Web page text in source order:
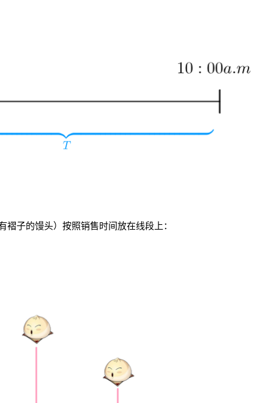
褶子的馒头）按照销售时间放在线段上：